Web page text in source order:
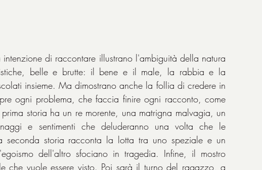
di raccontare illustrano l'ambiguità della natura
belle e brutte: il bene e il male, la rabbia e la
insieme. Ma dimostrano anche la follia di credere in
ogni problema, che faccia finire ogni racconto, come
storia ha un re morente, una matrigna malvagia, un
e sentimenti che deluderanno una volta che le
seconda storia racconta la lotta tra uno speziale e un
dell'altro sfociano in tragedia. Infine, il mostro
che vuole essere visto. Poi sarà il turno del ragazzo, a